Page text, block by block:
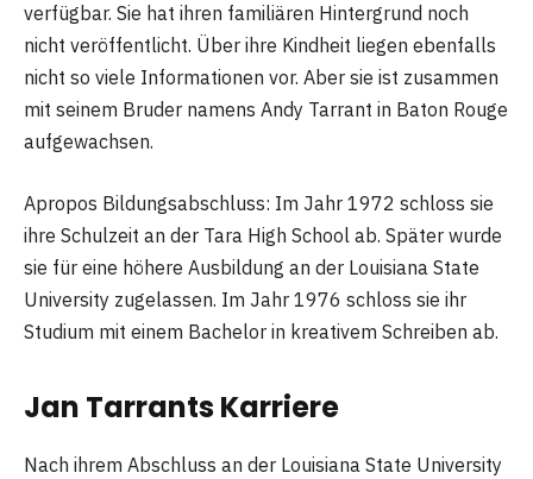
verfügbar. Sie hat ihren familiären Hintergrund noch
nicht veröffentlicht. Über ihre Kindheit liegen ebenfalls
nicht so viele Informationen vor. Aber sie ist zusammen
mit seinem Bruder namens Andy Tarrant in Baton Rouge
aufgewachsen.
Apropos Bildungsabschluss: Im Jahr 1972 schloss sie
ihre Schulzeit an der Tara High School ab. Später wurde
sie für eine höhere Ausbildung an der Louisiana State
University zugelassen. Im Jahr 1976 schloss sie ihr
Studium mit einem Bachelor in kreativem Schreiben ab.
Jan Tarrants Karriere
Nach ihrem Abschluss an der Louisiana State University